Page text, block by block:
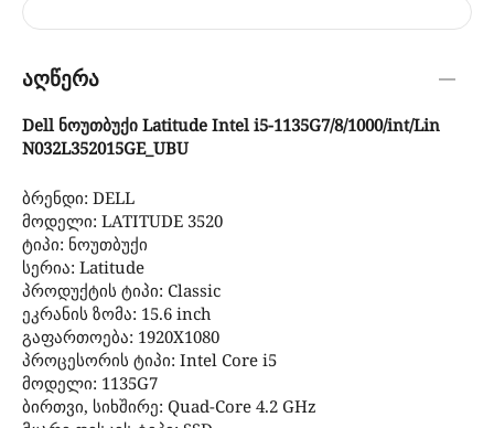
აღწერა
Dell ნოუთბუქი Latitude Intel i5-1135G7/8/1000/int/Lin
N032L352015GE_UBU
ბრენდი: DELL
მოდელი: LATITUDE 3520
ტიპი: ნოუთბუქი
სერია: Latitude
პროდუქტის ტიპი: Classic
ეკრანის ზომა: 15.6 inch
გაფართოება: 1920X1080
პროცესორის ტიპი: Intel Core i5
მოდელი: 1135G7
ბირთვი, სიხშირე: Quad-Core 4.2 GHz